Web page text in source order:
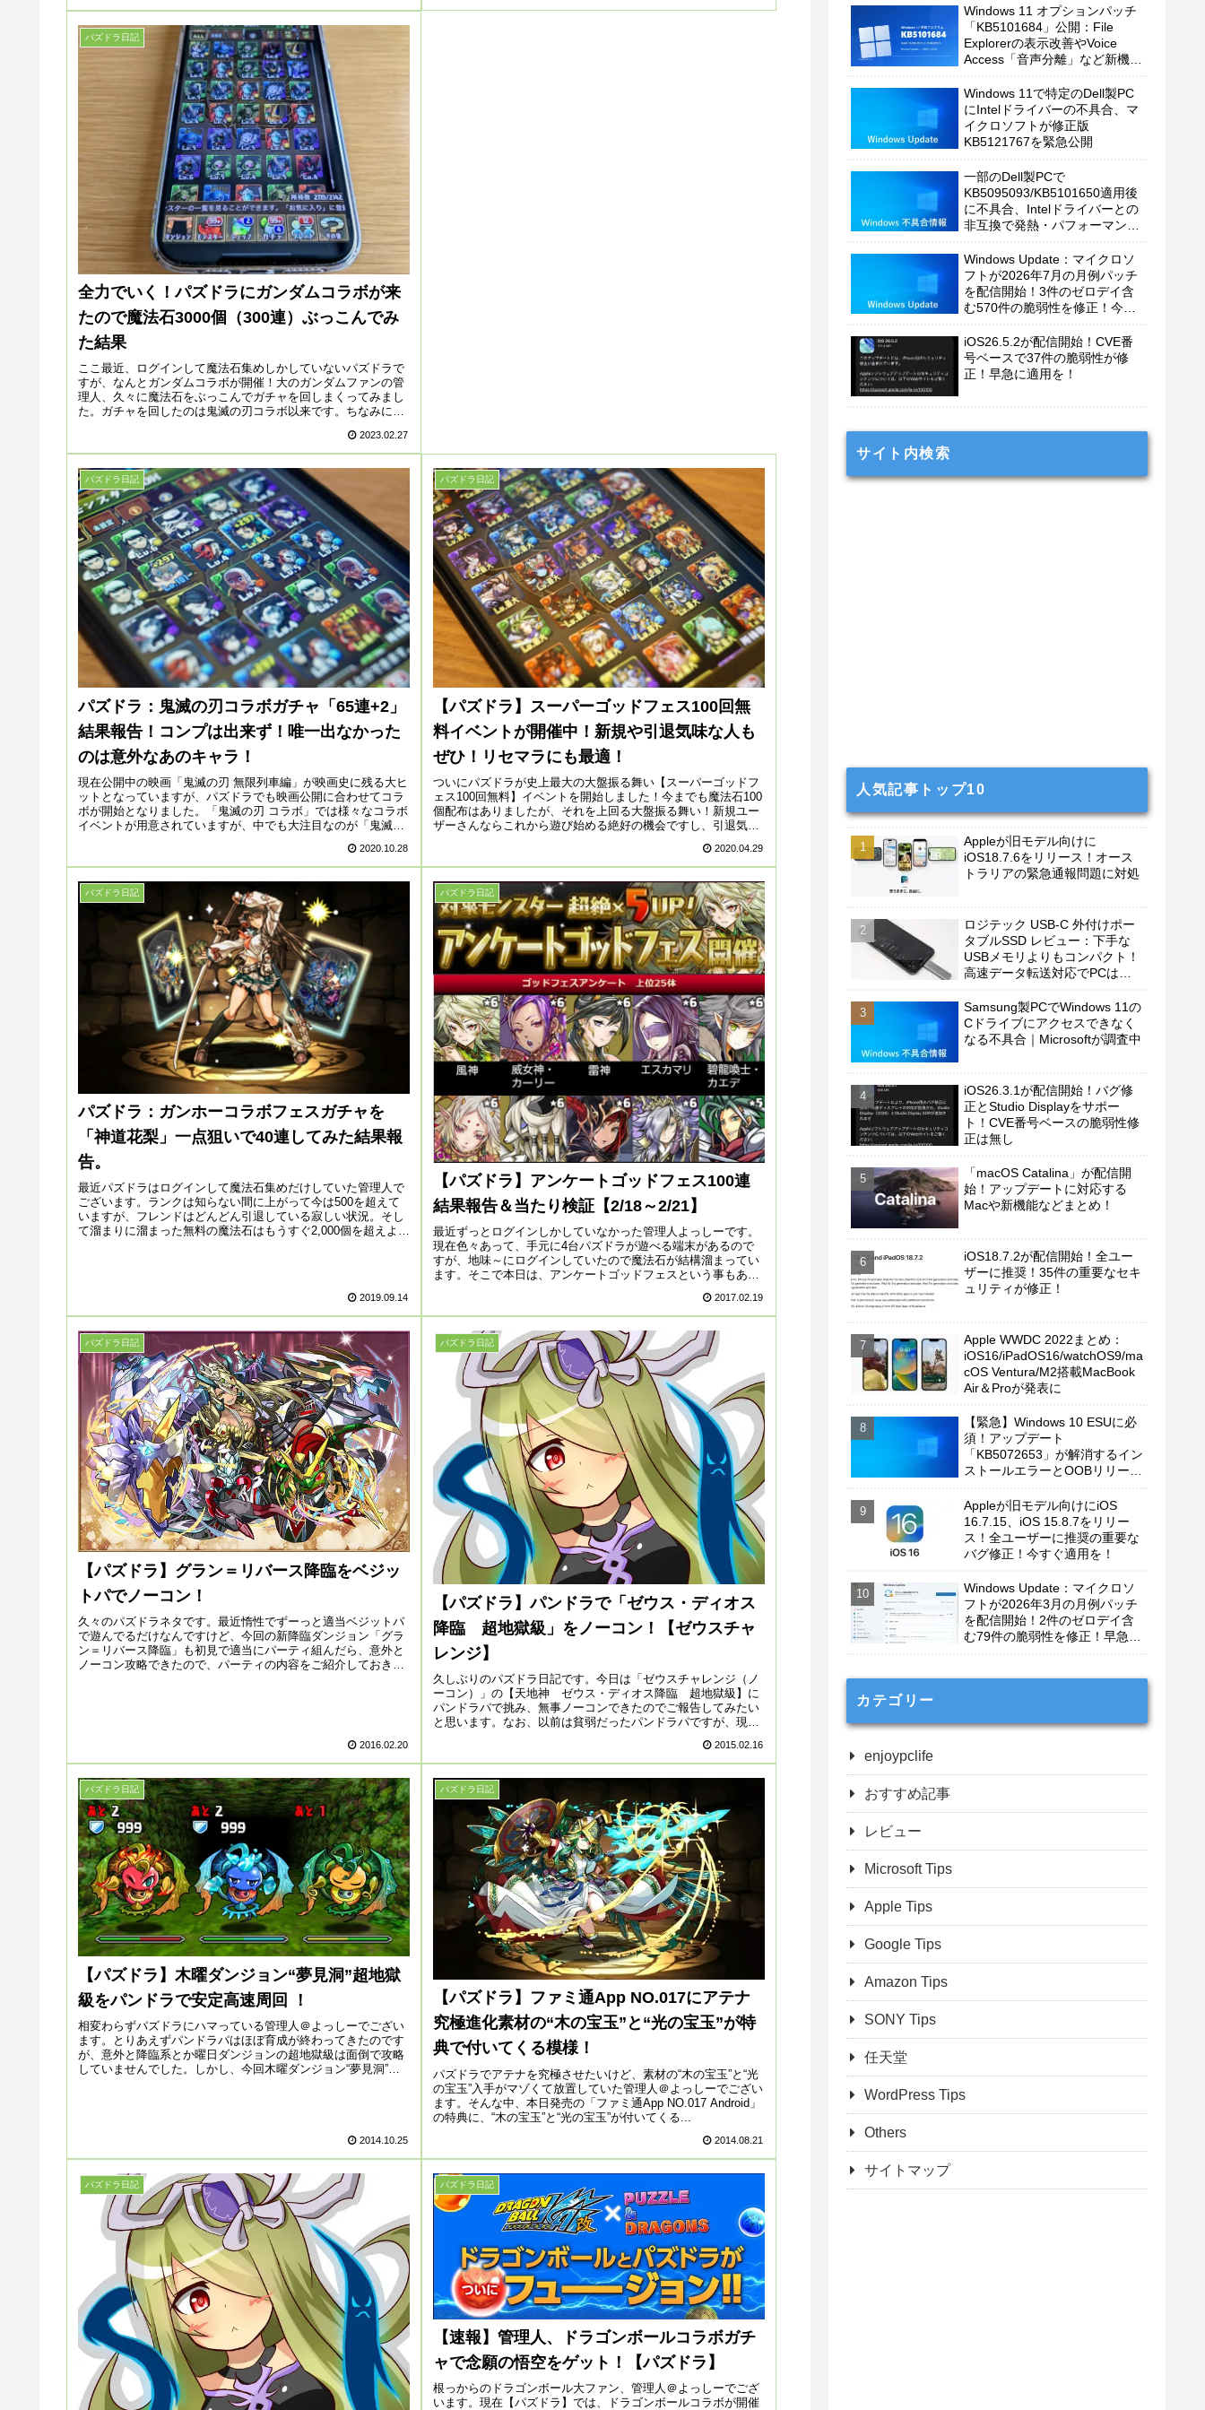
パズドラ日記
全力でいく！パズドラにガンダムコラボが来
たので魔法石3000個（300連）ぶっこんでみ
た結果
ここ最近、ログインして魔法石集めしかしていないパズドラで
すが、なんとガンダムコラボが開催！大のガンダムファンの管
理人、久々に魔法石をぶっこんでガチャを回しまくってみまし
た。ガチャを回したのは鬼滅の刃コラボ以来です。ちなみに、
2023.02.27
パズドラ日記
パズドラ：鬼滅の刃コラボガチャ「65連+2」
結果報告！コンプは出来ず！唯一出なかった
のは意外なあのキャラ！
現在公開中の映画「鬼滅の刃 無限列車編」が映画史に残る大ヒ
ットとなっていますが、パズドラでも映画公開に合わせてコラ
ボが開始となりました。「鬼滅の刃 コラボ」では様々なコラボ
イベントが用意されていますが、中でも大注目なのが「鬼滅の
2020.10.28
パズドラ日記
【パズドラ】スーパーゴッドフェス100回無
料イベントが開催中！新規や引退気味な人も
ぜひ！リセマラにも最適！
ついにパズドラが史上最大の大盤振る舞い【スーパーゴッドフ
ェス100回無料】イベントを開始しました！今までも魔法石100
個配布はありましたが、それを上回る大盤振る舞い！新規ユー
ザーさんならこれから遊び始める絶好の機会ですし、引退気味
2020.04.29
パズドラ日記
パズドラ：ガンホーコラボフェスガチャを
「神道花梨」一点狙いで40連してみた結果報
告。
最近パズドラはログインして魔法石集めだけしていた管理人で
ございます。ランクは知らない間に上がって今は500を超えて
いますが、フレンドはどんどん引退している寂しい状況。そし
て溜まりに溜まった無料の魔法石はもうすぐ2,000個を超えよう
2019.09.14
パズドラ日記
【パズドラ】アンケートゴッドフェス100連
結果報告＆当たり検証【2/18～2/21】
最近ずっとログインしかしていなかった管理人よっしーです。
現在色々あって、手元に4台パズドラが遊べる端末があるので
すが、地味～にログインしていたので魔法石が結構溜まってい
ます。そこで本日は、アンケートゴッドフェスという事もある
2017.02.19
パズドラ日記
【パズドラ】グラン＝リバース降臨をベジッ
トパでノーコン！
久々のパズドラネタです。最近惰性でずーっと適当ベジットパ
で遊んでるだけなんですけど、今回の新降臨ダンジョン「グラ
ン＝リバース降臨」も初見で適当にパーティ組んだら、意外と
ノーコン攻略できたので、パーティの内容をご紹介しておきま
2016.02.20
パズドラ日記
【パズドラ】パンドラで「ゼウス・ディオス
降臨 超地獄級」をノーコン！【ゼウスチャ
レンジ】
久しぶりのパズドラ日記です。今日は「ゼウスチャレンジ（ノ
ーコン）」の【天地神 ゼウス・ディオス降臨 超地獄級】に
パンドラパで挑み、無事ノーコンできたのでご報告してみたい
と思います。なお、以前は貧弱だったパンドラパですが、現在
2015.02.16
パズドラ日記
【パズドラ】木曜ダンジョン“夢見洞”超地獄
級をパンドラで安定高速周回 ！
相変わらずパズドラにハマっている管理人＠よっしーでござい
ます。とりあえずパンドラパはほぼ育成が終わってきたのです
が、意外と降臨系とか曜日ダンジョンの超地獄級は面倒で攻略
していませんでした。しかし、今回木曜ダンジョン“夢見洞”超
2014.10.25
パズドラ日記
【パズドラ】ファミ通App NO.017にアテナ
究極進化素材の“木の宝玉”と“光の宝玉”が特
典で付いてくる模様！
パズドラでアテナを究極させたいけど、素材の“木の宝玉”と“光
の宝玉”入手がマゾくて放置していた管理人＠よっしーでござい
ます。そんな中、本日発売の「ファミ通App NO.017 Android」
の特典に、“木の宝玉”と“光の宝玉”が付いてくる...
2014.08.21
パズドラ日記 パズドラ日記
【速報】管理人、ドラゴンボールコラボガチ
ャで念願の悟空をゲット！【パズドラ】
根っからのドラゴンボール大ファン、管理人＠よっしーでござ
います。現在【パズドラ】では、ドラゴンボールコラボが開催
Windows 11 オプションパッチ
「KB5101684」公開：File
Explorerの表示改善やVoice
Access「音声分離」など新機能
Windows 11で特定のDell製PC
にIntelドライバーの不具合、マ
イクロソフトが修正版
KB5121767を緊急公開
一部のDell製PCで
KB5095093/KB5101650適用後
に不具合、Intelドライバーとの
非互換で発熱・パフォーマンス
Windows Update：マイクロソ
フトが2026年7月の月例パッチ
を配信開始！3件のゼロデイ含
む570件の脆弱性を修正！今す
iOS26.5.2が配信開始！CVE番
号ベースで37件の脆弱性が修
正！早急に適用を！
サイト内検索
人気記事トップ10
Appleが旧モデル向けに
iOS18.7.6をリリース！オース
トラリアの緊急通報問題に対処
ロジテック USB-C 外付けポー
タブルSSD レビュー：下手な
USBメモリよりもコンパクト！
高速データ転送対応でPCは勿
もおすすめ！
Samsung製PCでWindows 11の
Cドライブにアクセスできなく
なる不具合｜Microsoftが調査中
iOS26.3.1が配信開始！バグ修
正とStudio Displayをサポー
ト！CVE番号ベースの脆弱性修
正は無し
「macOS Catalina」が配信開
始！アップデートに対応する
Macや新機能などまとめ！
iOS18.7.2が配信開始！全ユー
ザーに推奨！35件の重要なセキ
ュリティが修正！
Apple WWDC 2022まとめ：
iOS16/iPadOS16/watchOS9/ma
cOS Ventura/M2搭載MacBook
Air＆Proが発表に
【緊急】Windows 10 ESUに必
須！アップデート
「KB5072653」が解消するイン
ストールエラーとOOBリリース
Appleが旧モデル向けにiOS
16.7.15、iOS 15.8.7をリリー
ス！全ユーザーに推奨の重要な
バグ修正！今すぐ適用を！
Windows Update：マイクロソ
フトが2026年3月の月例パッチ
を配信開始！2件のゼロデイ含
む79件の脆弱性を修正！早急に
カテゴリー
enjoypclife
おすすめ記事
レビュー
Microsoft Tips
Apple Tips
Google Tips
Amazon Tips
SONY Tips
任天堂
WordPress Tips
Others
サイトマップ